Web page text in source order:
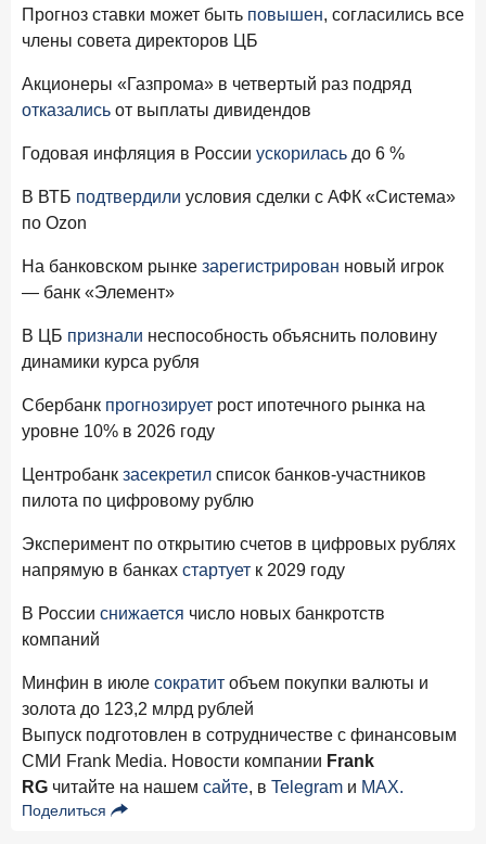
Ипотека. Итоги октября 2025 года
Рассылка Frank RG
Итоги недели, наша трактовка основных событий
Прогноз ставки может быть повышен, согласились все
члены совета директоров ЦБ
Акционеры «Газпрома» в четвертый раз подряд
отказались от выплаты дивидендов
Годовая инфляция в России ускорилась до 6 %
В ВТБ подтвердили условия сделки с АФК «Система»
по Ozon
На банковском рынке зарегистрирован новый игрок
— банк «Элемент»
В ЦБ признали неспособность объяснить половину
динамики курса рубля
Сбербанк прогнозирует рост ипотечного рынка на
уровне 10% в 2026 году
Центробанк засекретил список банков-участников
пилота по цифровому рублю
Эксперимент по открытию счетов в цифровых рублях
напрямую в банках стартует к 2029 году
В России снижается число новых банкротств
компаний
Минфин в июле сократит объем покупки валюты и
золота до 123,2 млрд рублей
Выпуск подготовлен в сотрудничестве с финансовым
СМИ Frank Media. Новости компании Frank
RG читайте на нашем сайте, в Telegram и MAX.
Поделиться